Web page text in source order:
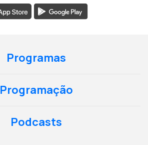
Programas
Programação
Podcasts